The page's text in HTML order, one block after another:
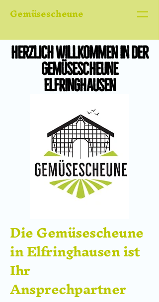
Gemüsescheune
Herzlich Willkommen in der
Gemüsescheune
Elfringhausen
Die Gemüsescheune
in Elfringhausen ist
Ihr
Ansprechpartner